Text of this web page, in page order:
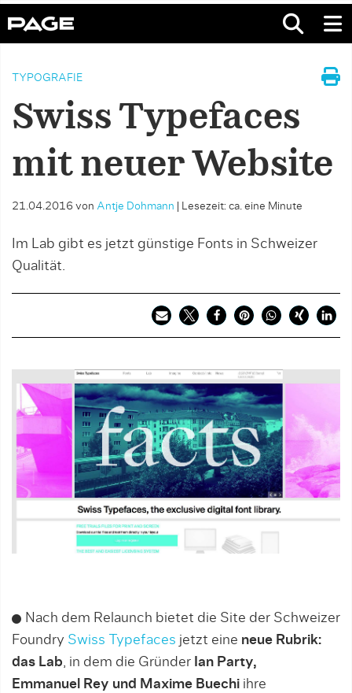
TYPOGRAFIE
Swiss Typefaces
mit neuer Website
21.04.2016 von Antje Dohmann Lesezeit: ca. eine Minute
Im Lab gibt es jetzt günstige Fonts in Schweizer
Qualität.
Nach dem Relaunch bietet die Site der Schweizer
Foundry Swiss Typefaces jetzt eine neue Rubrik:
das Lab, in dem die Gründer Ian Party,
Emmanuel
Rey und Maxime Buechi ihre